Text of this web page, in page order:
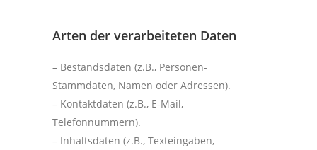
Arten der verarbeiteten Daten
– Bestandsdaten (z.B., Personen-
Stammdaten, Namen oder Adressen).
– Kontaktdaten (z.B., E-Mail,
Telefonnummern).
– Inhaltsdaten (z.B., Texteingaben,